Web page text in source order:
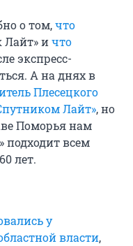
о том,что
Лайт» ичто
экспресс-
А на днях в
Плесецкого
Лайт», но
Поморья нам
подходит всем
лет.
у
власти,